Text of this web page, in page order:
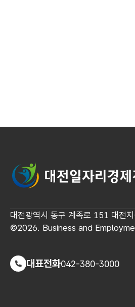
대전일자리경제진흥원
대전광역시 동구 계족로 151 대전지
©2026. Business and
대표전화042-380-3000